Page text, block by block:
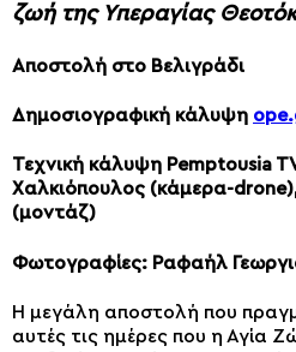
ζωή της Υπεραγίας
Αποστολή στο Βελιγράδι
Δημοσιογραφική κάλυψη
Τεχνική κάλυψη Pemptousia
Χαλκιόπουλος (κάμερα-
(μοντάζ)
Φωτογραφίες: Ραφαήλ
Η μεγάλη αποστολή που
αυτές τις ημέρες που η Αγία